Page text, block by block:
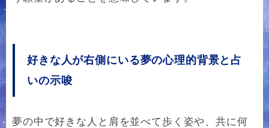
好きな人が右側にいる夢の心理的背景と占
いの示唆
夢の中で好きな人と肩を並べて歩く姿や、共に何